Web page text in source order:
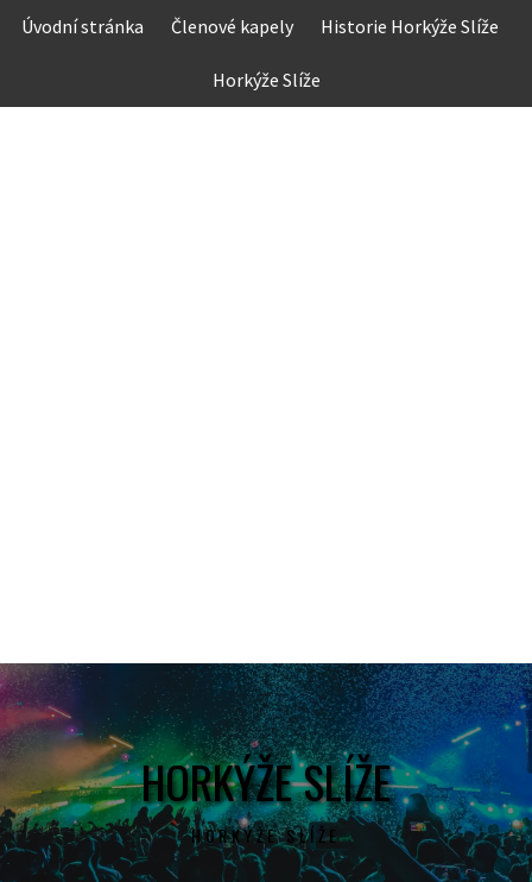
Skip
Úvodní stránka Členové kapely Historie Horkýže Slíže
Horkýže Slíže
HORKÝŽE SLÍŽE
HORKÝŽE SLÍŽE